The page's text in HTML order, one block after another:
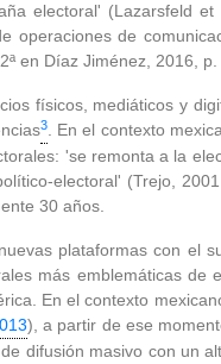
electoral' (Lazarsfeld
operaciones de
en Díaz Jiménez, 2016, p.
físicos, mediáticos y
3. En el contexto
'se remonta a la
electoral' (Trejo,
30 años.
plataformas con el
más emblemáticas
En el contexto
), a partir de ese
difusión masivo con un